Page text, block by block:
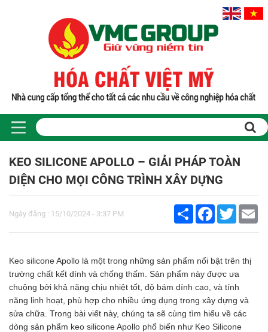
KEO SILICONE APOLLO – GIẢI PHÁP TOÀN
DIỆN CHO MỌI CÔNG TRÌNH XÂY DỰNG
Ngày đăng : 15/10/2024 - 3:37 PM
Share FacebookTwitter
Keo silicone Apollo là một trong những sản phẩm nổi bật trên thị
trường chất kết dính và chống thấm. Sản phẩm này được ưa
chuộng bởi khả năng chịu nhiệt tốt, độ bám dính cao, và tính
năng linh hoạt, phù hợp cho nhiều ứng dụng trong xây dựng và
sửa chữa. Trong bài viết này, chúng ta sẽ cùng tìm hiểu về các
dòng sản phẩm keo silicone Apollo phổ biến như Keo Silicone